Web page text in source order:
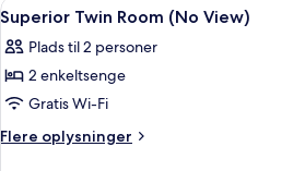
(No
View)
alle
billeder
af
Superior
Twin
3
Superior Twin Room (No View)
Plads til 2 personer
2 enkeltsenge
Gratis Wi-Fi
Flere oplysninger
Flere